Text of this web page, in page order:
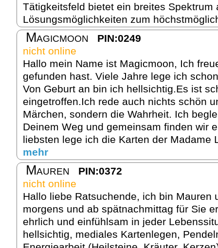
Tätigkeitsfeld bietet ein breites Spektrum
Lösungsmöglichkeiten zum
Magicmoon
PIN:0249
nicht online
Hallo mein Name ist Magicmoon, Ich
gefunden hast. Viele Jahre lege ich
Von Geburt an bin ich hellsichtig.Es ist
eingetroffen.Ich rede auch nichts schön
Märchen, sondern die Wahrheit. Ich
Deinem Weg und gemeinsam finden wir
liebsten lege ich die Karten der Madame
mehr
Mauren
PIN:0372
nicht online
Hallo liebe Ratsuchende, ich bin Mauren
morgens und ab spätnachmittag für Sie
ehrlich und einfühlsam in jeder
hellsichtig, mediales Kartenlegen,